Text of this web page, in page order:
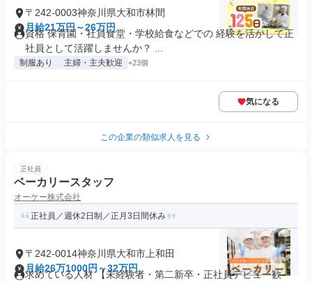
〒242-0003神奈川県大和市林間
月給21万円～26万円
資格 保育園・社員食堂・学校給食などでの 経験を活かして正
社員として活躍しませんか？ ...
制服あり 主婦・主夫歓迎 +23個
気になる
この企業の類似求人を見る
正社員
ベーカリースタッフ
オーケー株式会社
正社員／週休2日制／正月3日間休み
〒242-0014神奈川県大和市上和田
月給26万1000円～32万円
求めている人材 【未経験者・第二新卒・正社員デビュー歓